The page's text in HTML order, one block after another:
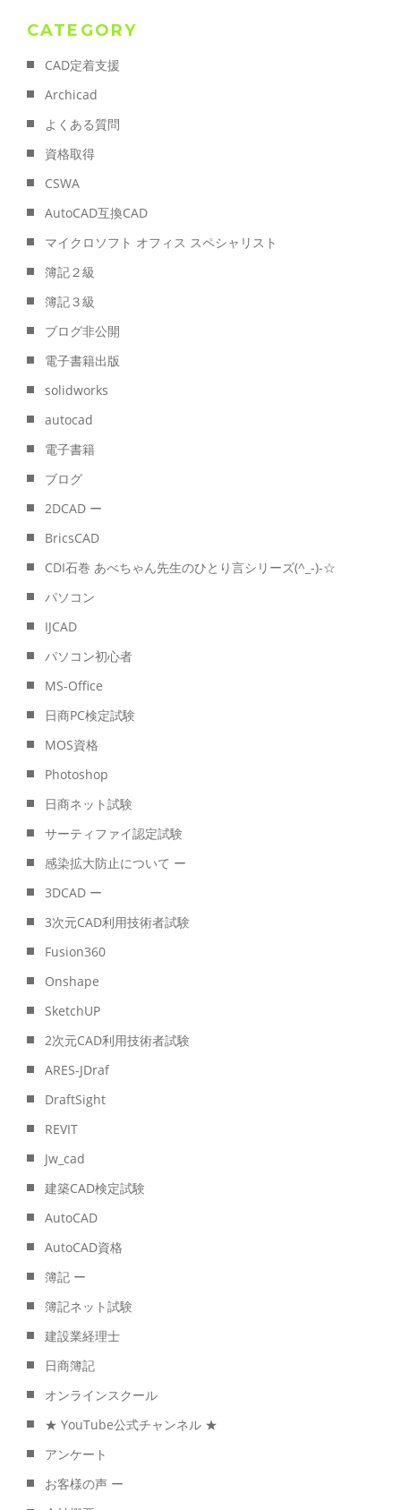
CATEGORY
CAD定着支援
Archicad
よくある質問
資格取得
CSWA
AutoCAD互換CAD
マイクロソフト オフィス スペシャリスト
簿記２級
簿記３級
ブログ非公開
電子書籍出版
solidworks
autocad
電子書籍
ブログ
2DCAD ー
BricsCAD
CDI石巻 あべちゃん先生のひとり言シリーズ(^_-)-☆
パソコン
IJCAD
パソコン初心者
MS-Office
日商PC検定試験
MOS資格
Photoshop
日商ネット試験
サーティファイ認定試験
感染拡大防止について ー
3DCAD ー
3次元CAD利用技術者試験
Fusion360
Onshape
SketchUP
2次元CAD利用技術者試験
ARES-JDraf
DraftSight
REVIT
Jw_cad
建築CAD検定試験
AutoCAD
AutoCAD資格
簿記 ー
簿記ネット試験
建設業経理士
日商簿記
オンラインスクール
★ YouTube公式チャンネル ★
アンケート
お客様の声 ー